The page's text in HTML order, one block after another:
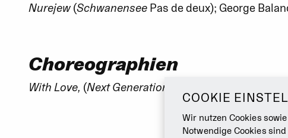
Nurejew(Schwanensee Pas de deux); George
Choreographien
With Love, (Next Generation
COOKIE
Wir nutzen Cookies
Notwendige Cookies